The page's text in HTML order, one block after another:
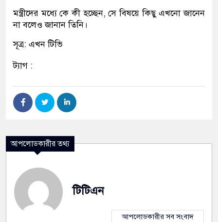
মন্ত্রীদের মধ্যে কে কী হচ্ছেন, সে বিষয়ে কিছু এখনো জানেন
না বলেও জানান তিনি।
সূত্র: এখন টিভি
ট্যাগ :
আপলোডকারীর তথ্য
টিটিএন
আপলোডকারীর সব সংবাদ